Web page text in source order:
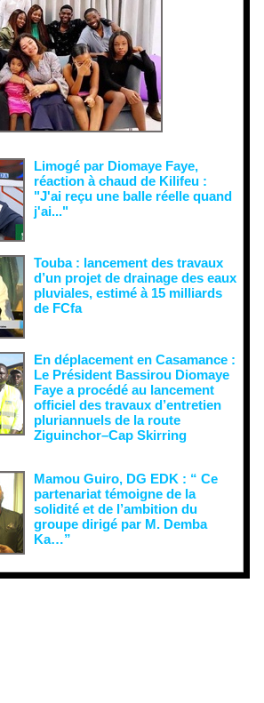
Limogé par Diomaye Faye,
réaction à chaud de Kilifeu :
"J'ai reçu une balle réelle quand
j'ai..."
Touba : lancement des travaux
d’un projet de drainage des eaux
pluviales, estimé à 15 milliards
de FCfa ‎
En déplacement en Casamance :
Le Président Bassirou Diomaye
Faye a procédé au lancement
officiel des travaux d’entretien
pluriannuels de la route
Ziguinchor–Cap Skirring
Mamou Guiro, DG EDK : “ Ce
partenariat témoigne de la
solidité et de l’ambition du
groupe dirigé par M. Demba
Ka…”